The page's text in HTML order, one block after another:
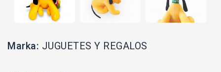
Marka: JUGUETES Y REGALOS